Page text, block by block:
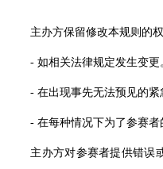
主办方保留修改本规则的权
- 如相关法律规定发生变更
- 在出现事先无法预见的紧
- 在每种情况下为了参赛者
主办方对参赛者提供错误